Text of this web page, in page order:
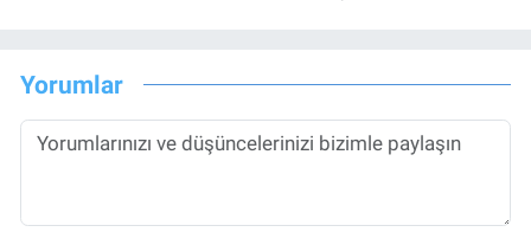
Yorumlar